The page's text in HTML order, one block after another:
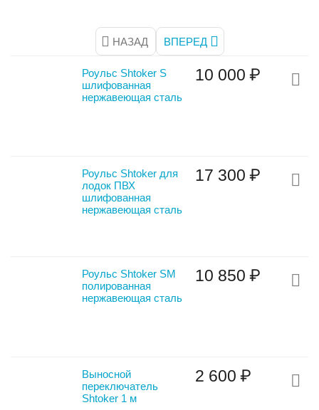
НАЗАД ВПЕРЕД
Роульс Shtoker S
шлифованная
нержавеющая сталь
10 000 ₽
Роульс Shtoker для
лодок ПВХ
шлифованная
нержавеющая сталь
17 300 ₽
Роульс Shtoker SM
полированная
нержавеющая сталь
10 850 ₽
Выносной
переключатель
Shtoker 1 м
2 600 ₽